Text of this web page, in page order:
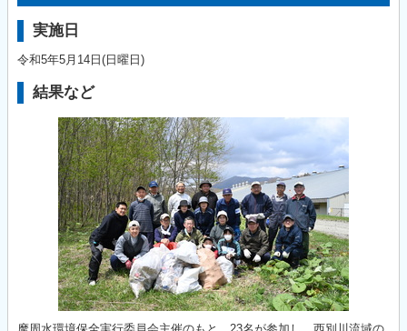
実施日
令和5年5月14日(日曜日)
結果など